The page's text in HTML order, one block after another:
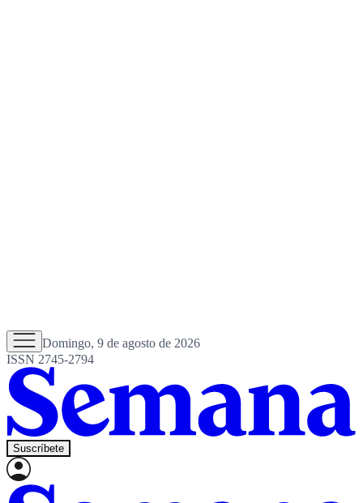
Domingo, 9 de agosto de 2026
ISSN 2745-2794
Suscríbete